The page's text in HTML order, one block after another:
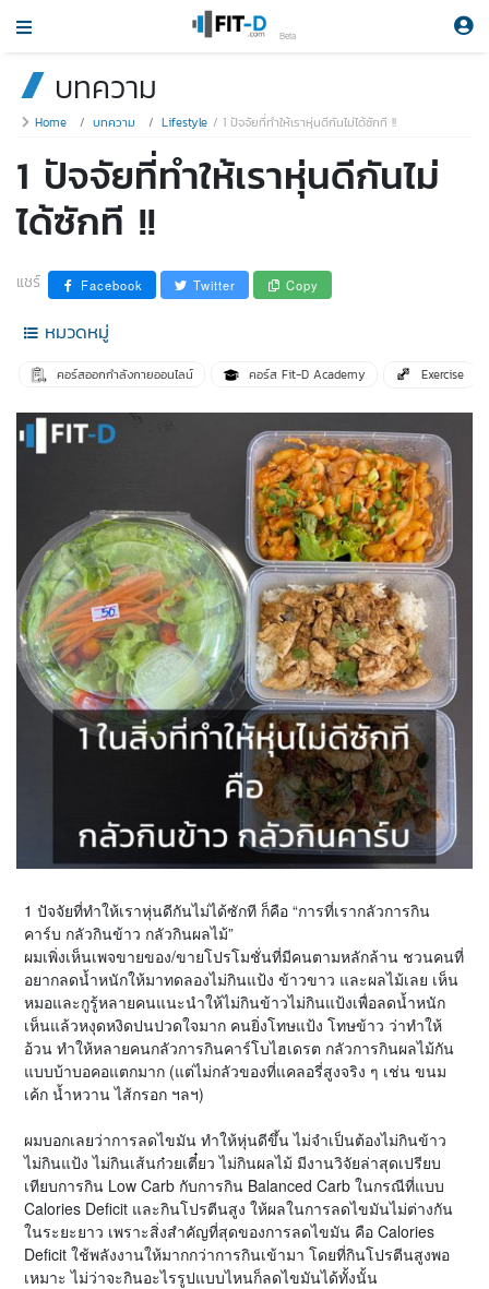
Beta
บทความ
Home บทความ Lifestyle 1 ปัจจัยที่ทำให้เราหุ่นดีกันไม่ได้ซักที !!
1 ปัจจัยที่ทำให้เราหุ่นดีกันไม่
ได้ซักที !!
แชร์ Facebook Twitter Copy
1 ปัจจัยที่ทำให้เราหุ่นดีกันไม่ได้ซักที ก็คือ “การที่เรากลัวการกิน
คาร์บ กลัวกินข้าว กลัวกินผลไม้”
ผมเพิ่งเห็นเพจขายของ/ขายโปรโมชั่นที่มีคนตามหลักล้าน ชวนคนที่
อยากลดน้ำหนักให้มาทดลองไม่กินแป้ง ข้าวขาว และผลไม้เลย เห็น
หมอและกูรู้หลายคนแนะนำให้ไม่กินข้าวไม่กินแป้งเพื่อลดน้ำหนัก
เห็นแล้วหงุดหงิดปนปวดใจมาก คนยิ่งโทษแป้ง โทษข้าว ว่าทำให้
อ้วน ทำให้หลายคนกลัวการกินคาร์โบไฮเดรต กลัวการกินผลไม้กัน
แบบบ้าบอคอแตกมาก (แต่ไม่กลัวของที่แคลอรี่สูงจริง ๆ เช่น ขนม
เค้ก น้ำหวาน ไส้กรอก ฯลฯ)
ผมบอกเลยว่าการลดไขมัน ทำให้หุ่นดีขึ้น ไม่จำเป็นต้องไม่กินข้าว
ไม่กินแป้ง ไม่กินเส้นก๋วยเตี๋ยว ไม่กินผลไม้ มีงานวิจัยล่าสุดเปรียบ
เทียบการกิน Low Carb กับการกิน Balanced Carb ในกรณีที่แบบ
Calories Deficit และกินโปรตีนสูง ให้ผลในการลดไขมันไม่ต่างกัน
ในระยะยาว เพราะสิ่งสำคัญที่สุดของการลดไขมัน คือ Calories
Deficit ใช้พลังงานให้มากกว่าการกินเข้ามา โดยที่กินโปรตีนสูงพอ
เหมาะ ไม่ว่าจะกินอะไรรูปแบบไหนก็ลดไขมันได้ทั้งนั้น
หมวดหมู่
คอร์สออกกำลังกายออนไลน์ คอร์ส Fit-D Academy Exercise